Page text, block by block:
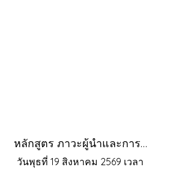
หลักสูตร ภาวะผู้นำและการบริหารพัฒนาคน (LEADERSHIP & PEOPLE SKILLS)
วันพุธที่ 19 สิงหาคม 2569 เวลา